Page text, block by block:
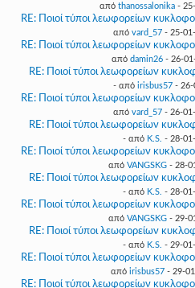
από thanossalonika -
RE: Ποιοί τύποι λεωφορείων
από vard_57- 25-01-
RE: Ποιοί τύποι λεωφορείων
από damin26 - 26-
RE: Ποιοί τύποι λεωφορείων
- από irisbus57- 26-
RE: Ποιοί τύποι λεωφορείων
από vard_57- 26-01-
RE: Ποιοί τύποι λεωφορείων
- από K.S. - 28-
RE: Ποιοί τύποι λεωφορείων
από VANGSKG- 28-
RE: Ποιοί τύποι λεωφορείων
- από K.S. - 28-
RE: Ποιοί τύποι λεωφορείων
από VANGSKG- 29-
RE: Ποιοί τύποι λεωφορείων
- από K.S. - 29-
RE: Ποιοί τύποι λεωφορείων
από irisbus57- 29-
RE: Ποιοί τύποι λεωφορείων